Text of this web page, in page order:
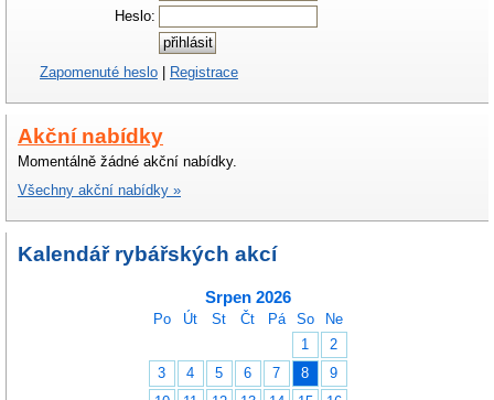
Heslo:
Zapomenuté heslo | Registrace
Akční nabídky
Momentálně žádné akční nabídky.
Všechny akční nabídky »
Kalendář rybářských akcí
Srpen 2026
Po Út St Čt Pá So
Ne
1
2
3
4 5 6 7 8
9